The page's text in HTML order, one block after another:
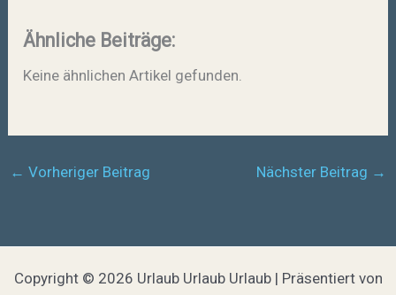
Ähnliche Beiträge:
Keine ähnlichen Artikel gefunden.
← Vorheriger Beitrag Nächster Beitrag →
Copyright © 2026 Urlaub Urlaub Urlaub | Präsentiert von